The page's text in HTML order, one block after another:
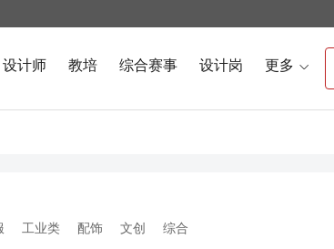
设计师 教培 综合赛事 设计岗 更多 
工业类 配饰 文创 综合